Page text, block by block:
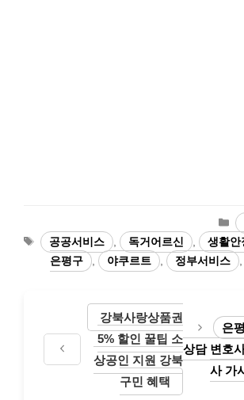
Tags공공서비스 독거어르신 생활안
은평구
야쿠르트 정부서비스
강북사랑상품권
5% 할인 꿀팁 소
상공인 지원 강북
구민 혜택
은
상담 변호
사 가